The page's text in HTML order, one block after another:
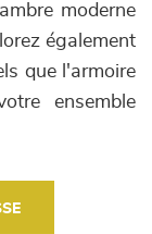
moderne
également
que l'armoire
ensemble